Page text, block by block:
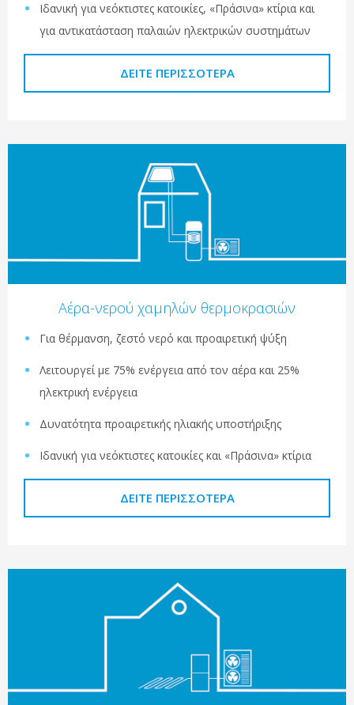
Ιδανική για νεόκτιστες κατοικίες, «Πράσινα» κτίρια και
για αντικατάσταση παλαιών ηλεκτρικών συστημάτων
ΔΕΊΤΕ ΠΕΡΙΣΣΌΤΕΡΑ
Αέρα-νερού χαμηλών θερμοκρασιών
Για θέρμανση, ζεστό νερό και προαιρετική ψύξη
Λειτουργεί με 75% ενέργεια από τον αέρα και 25%
ηλεκτρική ενέργεια
Δυνατότητα προαιρετικής ηλιακής υποστήριξης
Ιδανική για νεόκτιστες κατοικίες και «Πράσινα» κτίρια
ΔΕΊΤΕ ΠΕΡΙΣΣΌΤΕΡΑ